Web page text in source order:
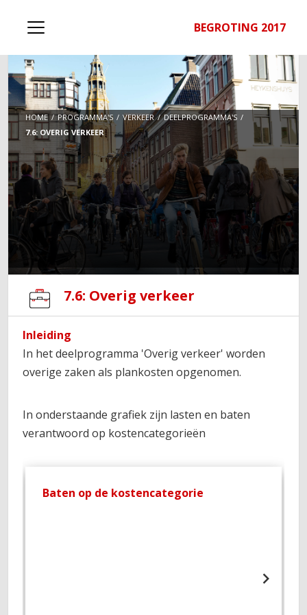
BEGROTING 2017
HOME PROGRAMMA'S VERKEER
DEELPROGRAMMA'S
7.6: OVERIG VERKEER
7.6: Overig verkeer
Inleiding
In het deelprogramma 'Overig verkeer' worden
overige zaken als plankosten opgenomen.
In onderstaande grafiek zijn lasten en baten
verantwoord op kostencategorieën
Baten op de kostencategorie